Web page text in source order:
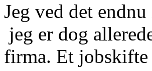
Jeg ved det
jeg er dog
firma. Et jobskifte